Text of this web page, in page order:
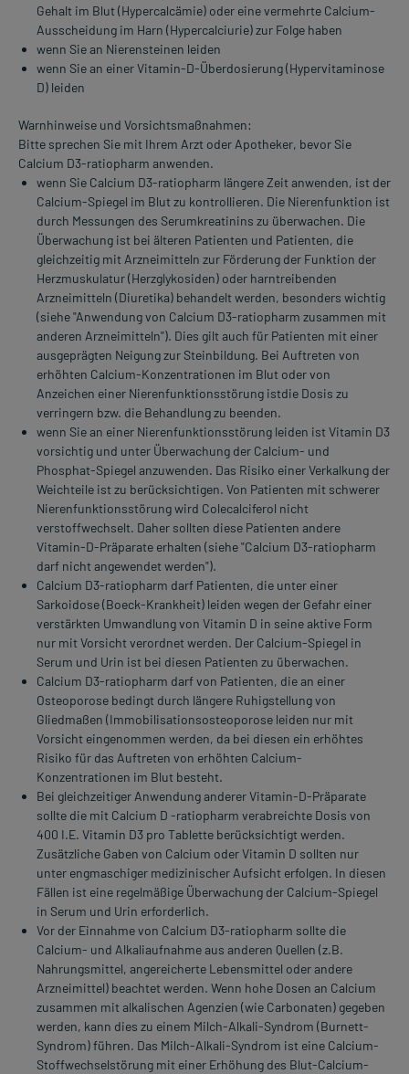
Gehalt im Blut (Hypercalcämie) oder eine vermehrte Calcium-
Ausscheidung im Harn (Hypercalciurie) zur Folge haben
wenn Sie an Nierensteinen leiden
wenn Sie an einer Vitamin-D-Überdosierung (Hypervitaminose
D) leiden
Warnhinweise und Vorsichtsmaßnahmen:
Bitte sprechen Sie mit Ihrem Arzt oder Apotheker, bevor Sie
Calcium D3-ratiopharm anwenden.
wenn Sie Calcium D3-ratiopharm längere Zeit anwenden, ist der
Calcium-Spiegel im Blut zu kontrollieren. Die Nierenfunktion ist
durch Messungen des Serumkreatinins zu überwachen. Die
Überwachung ist bei älteren Patienten und Patienten, die
gleichzeitig mit Arzneimitteln zur Förderung der Funktion der
Herzmuskulatur (Herzglykosiden) oder harntreibenden
Arzneimitteln (Diuretika) behandelt werden, besonders wichtig
(siehe "Anwendung von Calcium D3-ratiopharm zusammen mit
anderen Arzneimitteln"). Dies gilt auch für Patienten mit einer
ausgeprägten Neigung zur Steinbildung. Bei Auftreten von
erhöhten Calcium-Konzentrationen im Blut oder von
Anzeichen einer Nierenfunktionsstörung istdie Dosis zu
verringern bzw. die Behandlung zu beenden.
wenn Sie an einer Nierenfunktionsstörung leiden ist Vitamin D3
vorsichtig und unter Überwachung der Calcium- und
Phosphat-Spiegel anzuwenden. Das Risiko einer Verkalkung der
Weichteile ist zu berücksichtigen. Von Patienten mit schwerer
Nierenfunktionsstörung wird Colecalciferol nicht
verstoffwechselt. Daher sollten diese Patienten andere
Vitamin-D-Präparate erhalten (siehe "Calcium D3-ratiopharm
darf nicht angewendet werden").
Calcium D3-ratiopharm darf Patienten, die unter einer
Sarkoidose (Boeck-Krankheit) leiden wegen der Gefahr einer
verstärkten Umwandlung von Vitamin D in seine aktive Form
nur mit Vorsicht verordnet werden. Der Calcium-Spiegel in
Serum und Urin ist bei diesen Patienten zu überwachen.
Calcium D3-ratiopharm darf von Patienten, die an einer
Osteoporose bedingt durch längere Ruhigstellung von
Gliedmaßen (Immobilisationsosteoporose leiden nur mit
Vorsicht eingenommen werden, da bei diesen ein erhöhtes
Risiko für das Auftreten von erhöhten Calcium-
Konzentrationen im Blut besteht.
Bei gleichzeitiger Anwendung anderer Vitamin-D-Präparate
sollte die mit Calcium D -ratiopharm verabreichte Dosis von
400 I.E. Vitamin D3 pro Tablette berücksichtigt werden.
Zusätzliche Gaben von Calcium oder Vitamin D sollten nur
unter engmaschiger medizinischer Aufsicht erfolgen. In diesen
Fällen ist eine regelmäßige Überwachung der Calcium-Spiegel
in Serum und Urin erforderlich.
Vor der Einnahme von Calcium D3-ratiopharm sollte die
Calcium- und Alkaliaufnahme aus anderen Quellen (z.B.
Nahrungsmittel, angereicherte Lebensmittel oder andere
Arzneimittel) beachtet werden. Wenn hohe Dosen an Calcium
zusammen mit alkalischen Agenzien (wie Carbonaten) gegeben
werden, kann dies zu einem Milch-Alkali-Syndrom (Burnett-
Syndrom) führen. Das Milch-Alkali-Syndrom ist eine Calcium-
Stoffwechselstörung mit einer Erhöhung des Blut-Calcium-